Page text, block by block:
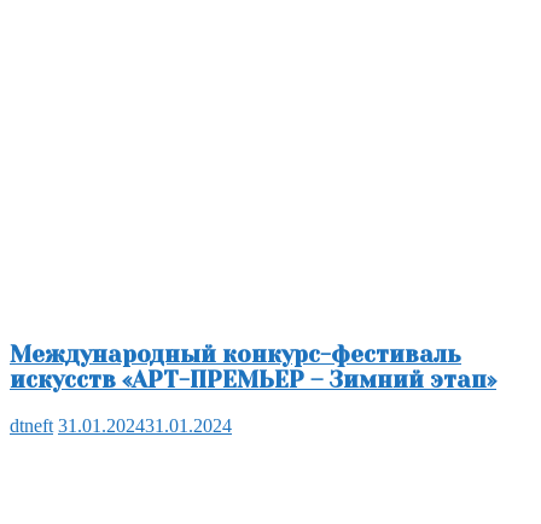
Международный конкурс-фестиваль
искусств «АРТ-ПРЕМЬЕР – Зимний этап»
dtneft 31.01.202431.01.2024